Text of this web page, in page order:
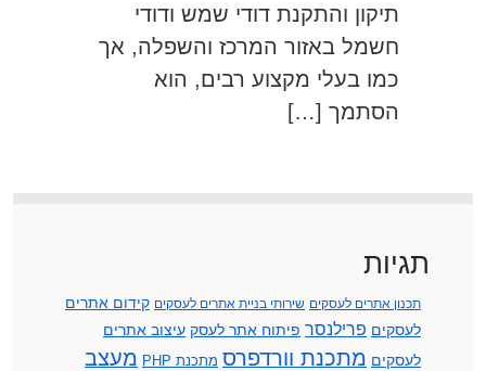
תיקון והתקנת דודי שמש ודודי
חשמל באזור המרכז והשפלה, אך
כמו בעלי מקצוע רבים, הוא
הסתמך […]
תגיות
תכנון אתרים לעסקים שירותי בניית אתרים לעסקים קידום אתרים
לעסקים פרילנסר פיתוח אתר לעסק עיצוב אתרים
לעסקים מתכנת וורדפרס מתכנת PHP
מעצב